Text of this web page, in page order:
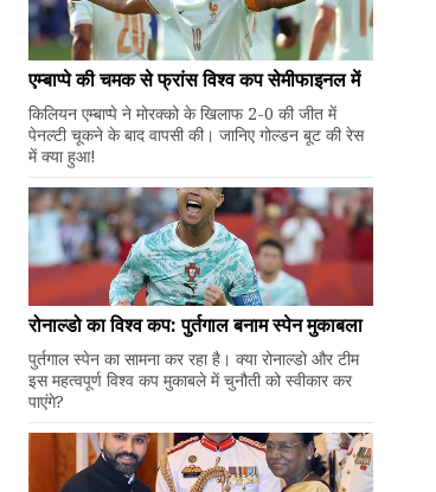
एम्बाप्पे की चमक से फ्रांस विश्व कप सेमीफाइनल में
किलियन एम्बाप्पे ने मोरक्को के खिलाफ 2-0 की जीत में
पेनल्टी चूकने के बाद वापसी की। जानिए गोल्डन बूट की रेस
में क्या हुआ!
रोनाल्डो का विश्व कप: पुर्तगाल बनाम स्पेन मुकाबला
पुर्तगाल स्पेन का सामना कर रहा है। क्या रोनाल्डो और टीम
इस महत्वपूर्ण विश्व कप मुकाबले में चुनौती को स्वीकार कर
पाएंगे?